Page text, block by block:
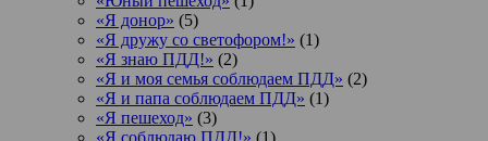
«Я донор» (5)
«Я дружу со светофором!» (1)
«Я знаю ПДД!» (2)
«Я и моя семья соблюдаем ПДД» (2)
«Я и папа соблюдаем ПДД» (1)
«Я пешеход» (3)
«Я соблюдаю ПДД!» (1)